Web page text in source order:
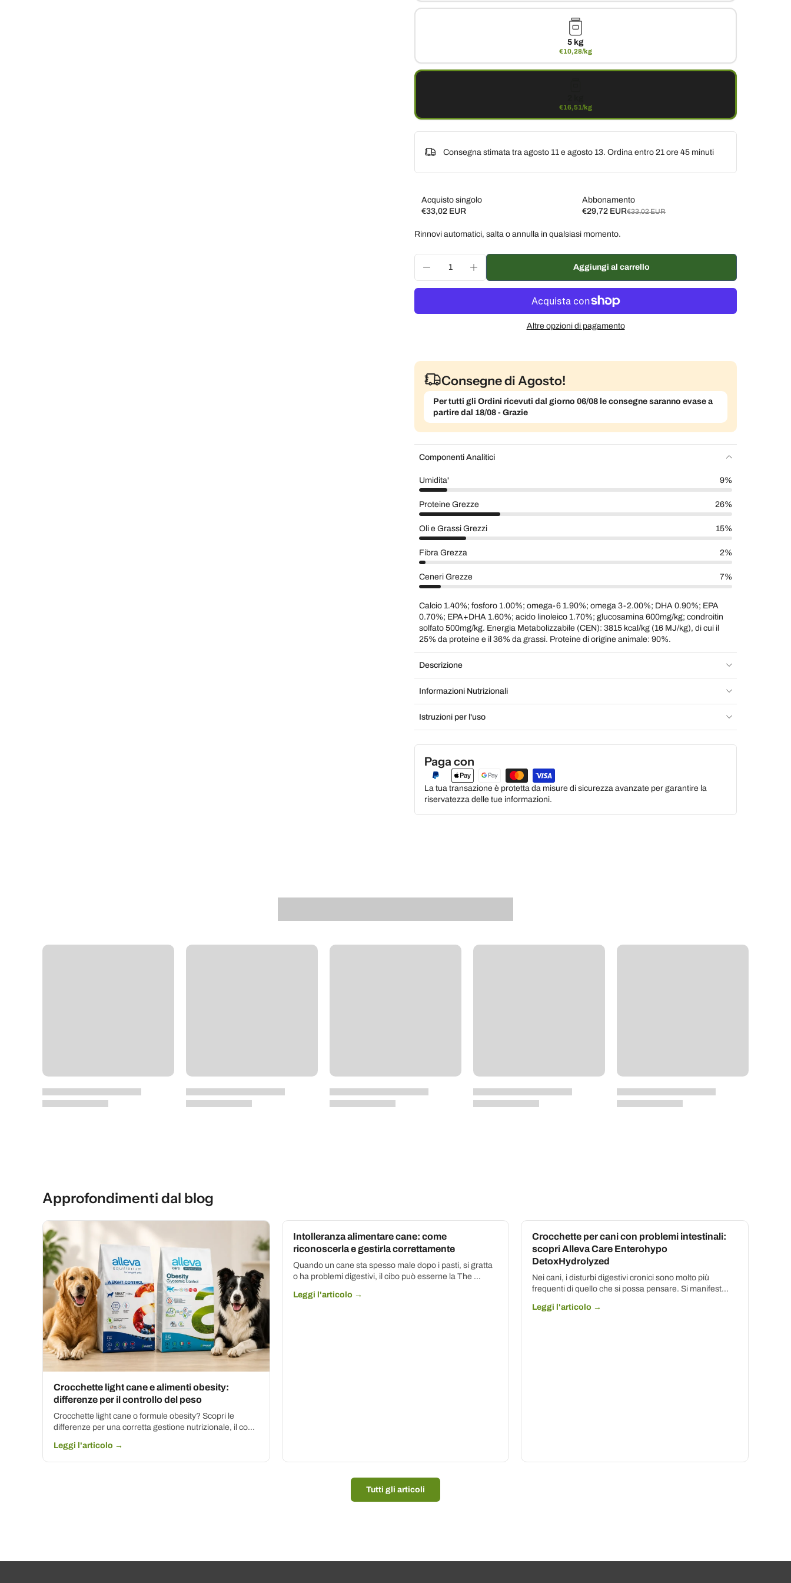
5 kg
€10,28/kg
€16,51/kg
Consegna stimata tra agosto 11 e agosto 13. Ordina entro 21 ore 45 minuti
Acquisto singolo
€33,02 EUR
Abbonamento
€29,72 EUR€33,02 EUR
Subscribe and save
Consegna ogni mese, 5% di sconto
Rinnovi automatici, salta o annulla in qualsiasi momento.
Aggiungi al carrello
Altre opzioni di pagamento
Consegne di Agosto!
Per tutti gli Ordini ricevuti dal giorno 06/08 le consegne saranno evase a
partire dal 18/08 - Grazie
Componenti Analitici
Umidita' 9%
Proteine Grezze 26%
Oli e Grassi Grezzi 15%
Fibra Grezza 2%
Ceneri Grezze 7%
Calcio 1.40%; fosforo 1.00%; omega-6 1.90%; omega 3-2.00%; DHA 0.90%; EPA
0.70%; EPA+DHA 1.60%; acido linoleico 1.70%; glucosamina 600mg/kg; condroitin
solfato 500mg/kg. Energia Metabolizzabile (CEN): 3815 kcal/kg (16 MJ/kg), di cui il
25% da proteine e il 36% da grassi. Proteine di origine animale: 90%.
Descrizione
Informazioni Nutrizionali
Istruzioni per l'uso
Paga con
La tua transazione è protetta da misure di sicurezza avanzate per garantire la
riservatezza delle tue informazioni.
Approfondimenti dal blog
Crocchette light cane e alimenti obesity:
differenze per il controllo del peso
Crocchette light cane o formule obesity? Scopri le
differenze per una corretta gestione nutrizionale, il co...
Leggi l'articolo →
Intolleranza alimentare cane: come
riconoscerla e gestirla correttamente
Quando un cane sta spesso male dopo i pasti, si gratta
o ha problemi digestivi, il cibo può esserne la The ...
Leggi l'articolo →
Crocchette per cani con problemi intestinali:
scopri Alleva Care Enterohypo
DetoxHydrolyzed
Nei cani, i disturbi digestivi cronici sono molto più
frequenti di quello che si possa pensare. Si manifest...
Leggi l'articolo →
Tutti gli articoli